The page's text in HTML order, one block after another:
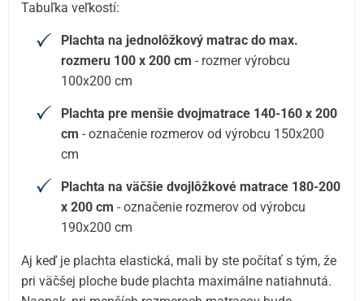
Tabuľka veľkostí:
Plachta na jednolôžkový matrac do max.
rozmeru 100 x 200 cm - rozmer výrobcu
100x200 cm
Plachta pre menšie dvojmatrace 140-160 x 200
cm - označenie rozmerov od výrobcu 150x200
cm
Plachta na väčšie dvojlôžkové matrace 180-200
x 200 cm - označenie rozmerov od výrobcu
190x200 cm
Aj keď je plachta elastická, mali by ste počítať s tým, že
pri väčšej ploche bude plachta maximálne natiahnutá.